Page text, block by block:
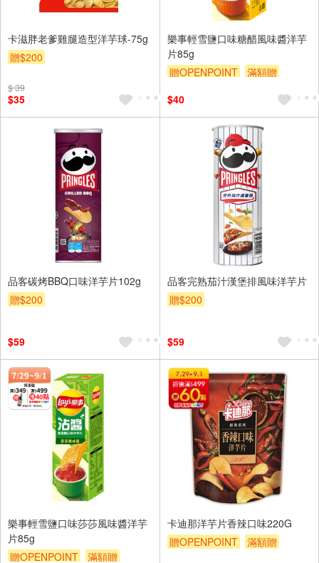
卡滋胖老爹雞腿造型洋芋球-75g
贈$200
$ 39
$35
樂事輕雪鹽口味糖醋風味醬洋芋
片85g
贈OPENPOINT
滿額贈
$40
品客碳烤BBQ口味洋芋片102g
贈$200
$59
品客完熟茄汁漢堡排風味洋芋片
贈$200
$59
樂事輕雪鹽口味莎莎風味醬洋芋
片85g
贈OPENPOINT
滿額贈
卡迪那洋芋片香辣口味220G
贈OPENPOINT
滿額贈